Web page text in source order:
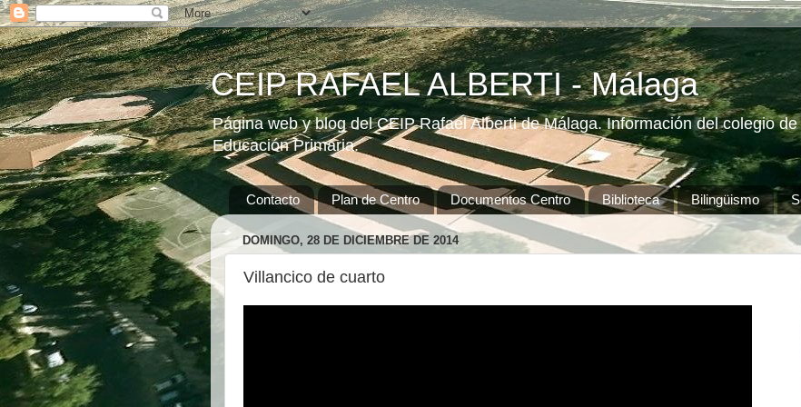
CEIP RAFAEL ALBERTI - Málaga
Página web y blog del CEIP Rafael Alberti de Málaga. Información del colegio
Educación Primaria.
Contacto Plan de Centro Documentos Centro Biblioteca Bilingüismo
DOMINGO, 28 DE DICIEMBRE DE 2014
Villancico de cuarto